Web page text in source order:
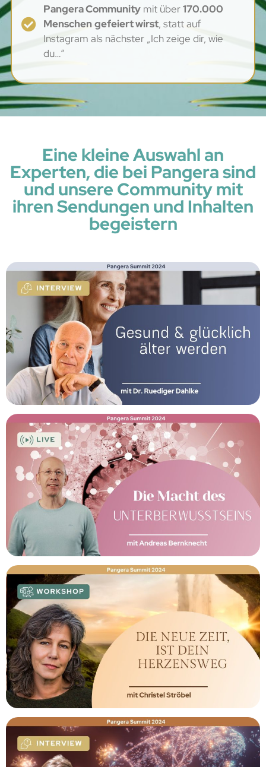
Pangera Communitymit über170.000
Menschengefeiert wirst, statt auf
Instagram als nächster „Ich zeige dir, wie
du…“
Eine kleine Auswahl an
Experten, die bei Pangera sind
und unsere Community mit
ihren Sendungen und Inhalten
begeistern